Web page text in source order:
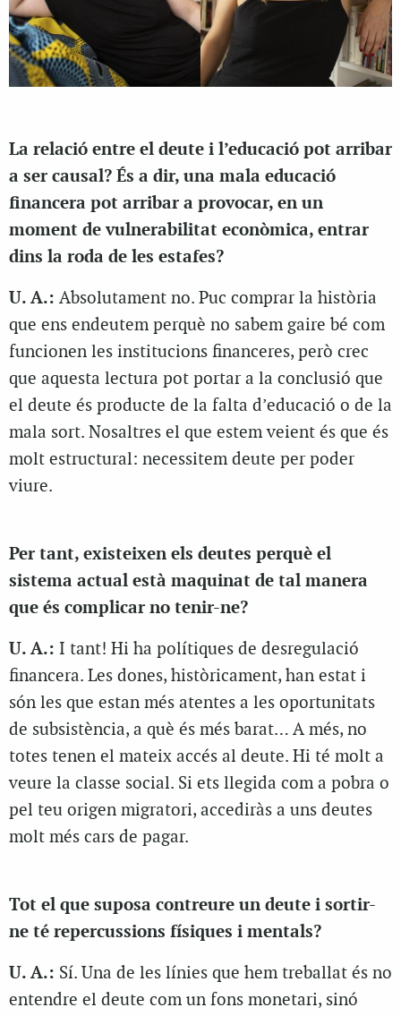
La relació entre el deute i l’educació pot arribar
a ser causal? És a dir, una mala educació
financera pot arribar a provocar, en un
moment de vulnerabilitat econòmica, entrar
dins la roda de les estafes?
U. A.: Absolutament no. Puc comprar la història
que ens endeutem perquè no sabem gaire bé com
funcionen les institucions financeres, però crec
que aquesta lectura pot portar a la conclusió que
el deute és producte de la falta d’educació o de la
mala sort. Nosaltres el que estem veient és que és
molt estructural: necessitem deute per poder
viure.
Per tant, existeixen els deutes perquè el
sistema actual està maquinat de tal manera
que és complicar no tenir-ne?
U. A.: I tant! Hi ha polítiques de desregulació
financera. Les dones, històricament, han estat i
són les que estan més atentes a les oportunitats
de subsistència, a què és més barat… A més, no
totes tenen el mateix accés al deute. Hi té molt a
veure la classe social. Si ets llegida com a pobra o
pel teu origen migratori, accediràs a uns deutes
molt més cars de pagar.
Tot el que suposa contreure un deute i sortir-
ne té repercussions físiques i mentals?
U. A.: Sí. Una de les línies que hem treballat és no
entendre el deute com un fons monetari, sinó